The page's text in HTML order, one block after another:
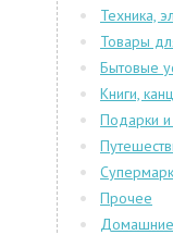
Техника,
Товары
Бытовые
Книги,
Подарки
Прочее